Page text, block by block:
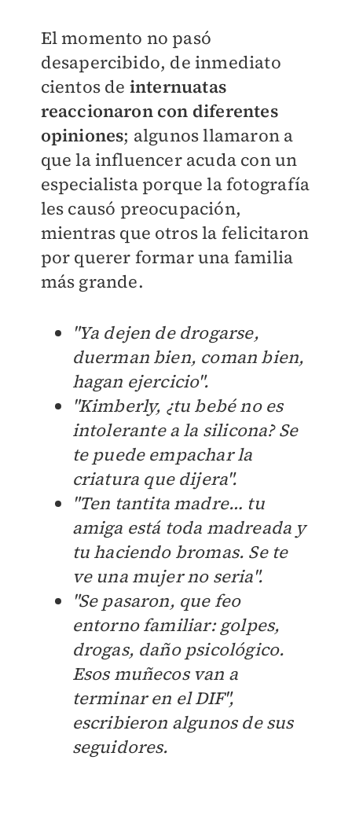
El momento no pasó
desapercibido, de inmediato
cientos de internuatas
reaccionaron con diferentes
opiniones; algunos llamaron a
que la influencer acuda con un
especialista porque la fotografía
les causó preocupación,
mientras que otros la felicitaron
por querer formar una familia
más grande.
"Ya dejen de drogarse,
duerman bien, coman bien,
hagan ejercicio".
"Kimberly, ¿tu bebé no es
intolerante a la silicona? Se
te puede empachar la
criatura que dijera".
"Ten tantita madre… tu
amiga está toda madreada y
tu haciendo bromas. Se te
ve una mujer no seria".
"Se pasaron, que feo
entorno familiar: golpes,
drogas, daño psicológico.
Esos muñecos van a
terminar en el DIF",
escribieron algunos de sus
seguidores.